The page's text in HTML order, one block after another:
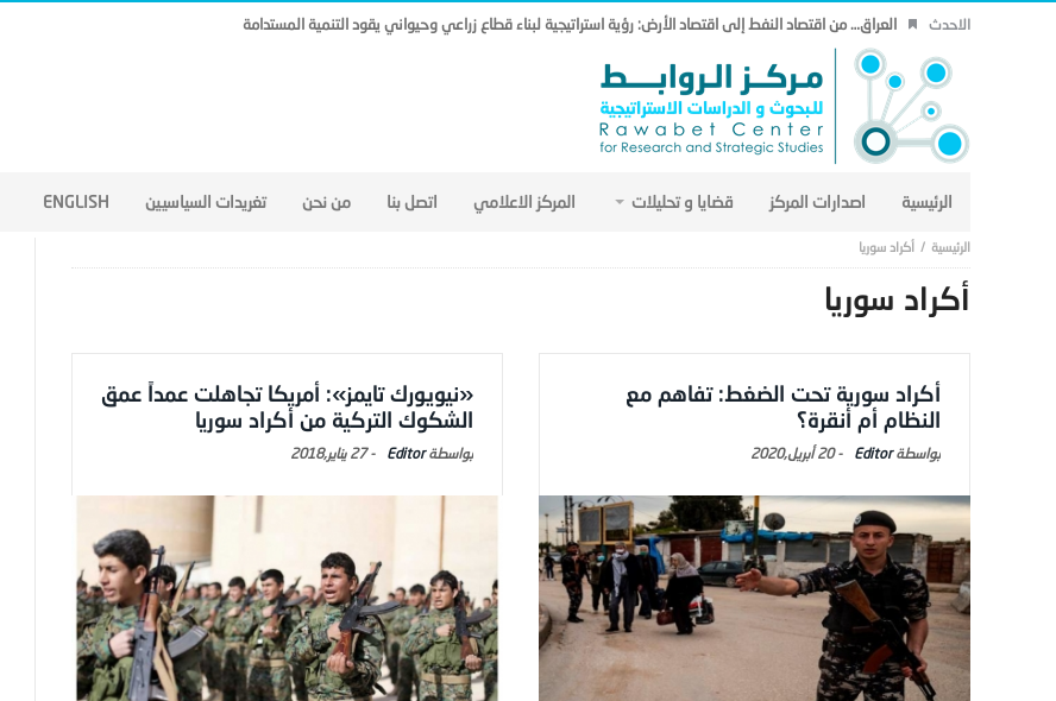
الاحدث العراق… من اقتصاد النفط إلى اقتصاد الأرض: رؤية استراتيجية لبناء قطاع زراعي وحيواني يقود التنمية المستدامة
الرئيسية اصدارات المركز قضايا و تحليلات المركز الاعلامي اتصل بنا من نحن تغريدات السياسيين ENGLISH
أكراد سوريا
أكراد سوريا
أكراد سورية تحت الضغط: تفاهم مع
النظام أم أنقرة؟
Editor
-20 أبريل,2020
«نيويورك تايمز»: أمريكا تجاهلت عمداً عمق
الشكوك التركية من أكراد سوريا
Editor
-27 يناير,2018